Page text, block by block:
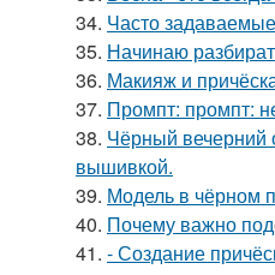
34. Часто
35. Начинаю
36. Макияж и
37. Промпт: промпт:
38. Чёрный вечерний
вышивкой.
39. Модель в чёрном
40. Почему важно
41. - Создание